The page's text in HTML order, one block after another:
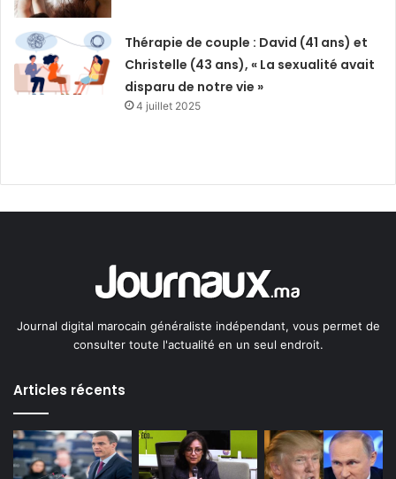
Thérapie de couple : David (41 ans) et
Christelle (43 ans), « La sexualité avait
disparu de notre vie »
4 juillet 2025
Journal digital marocain généraliste indépendant, vous permet de
consulter toute l'actualité en un seul endroit.
Articles récents